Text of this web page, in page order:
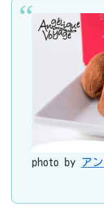
photo by ア